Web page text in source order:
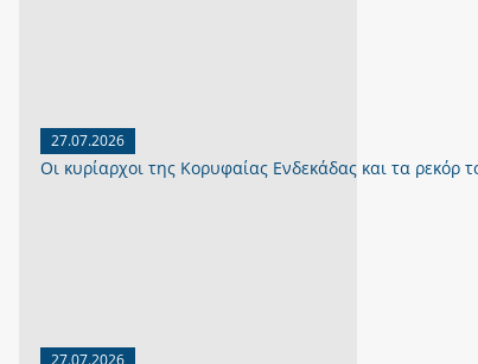
27.07.2026
Οι κυρίαρχοι της Κορυφαίας Ενδεκάδας και τα ρεκόρ
27.07.2026